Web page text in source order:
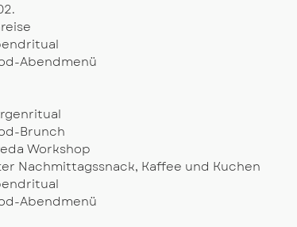
Abendmenü
Brunch
Workshop
Nachmittagssnack, Kaffee und Kuchen
Abendmenü